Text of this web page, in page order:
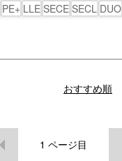
PE+ LLE SECE SECL DUO
おすすめ順
1 ページ目